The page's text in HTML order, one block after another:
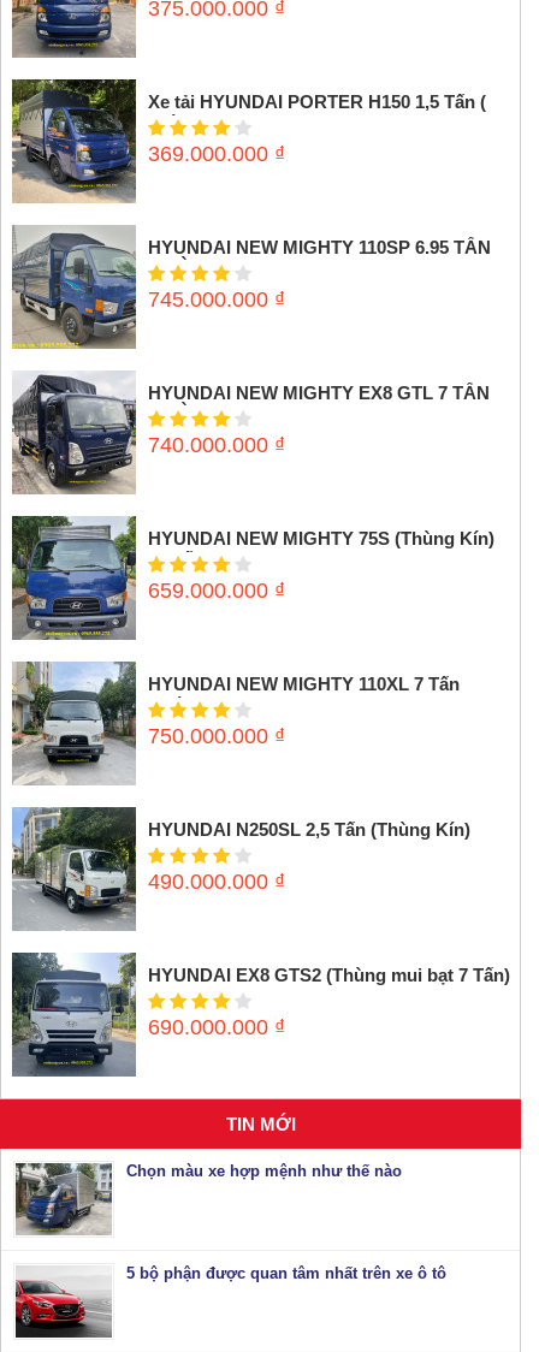
375.000.000 ₫
Xe tải HYUNDAI PORTER H150 1,5 Tấn (
Thùng mui bạt)
369.000.000 ₫
HYUNDAI NEW MIGHTY 110SP 6.95 TẤN
(THÙNG MUI BẠT)
745.000.000 ₫
HYUNDAI NEW MIGHTY EX8 GTL 7 TẤN
(THÙNG MUI BẠT)
740.000.000 ₫
HYUNDAI NEW MIGHTY 75S (Thùng Kín)
3,5 tấn
659.000.000 ₫
HYUNDAI NEW MIGHTY 110XL 7 Tấn
(Thùng mui bạt)
750.000.000 ₫
HYUNDAI N250SL 2,5 Tấn (Thùng Kín)
490.000.000 ₫
HYUNDAI EX8 GTS2 (Thùng mui bạt 7 Tấn)
690.000.000 ₫
TIN MỚI
Chọn màu xe hợp mệnh như thế nào
5 bộ phận được quan tâm nhất trên xe ô tô